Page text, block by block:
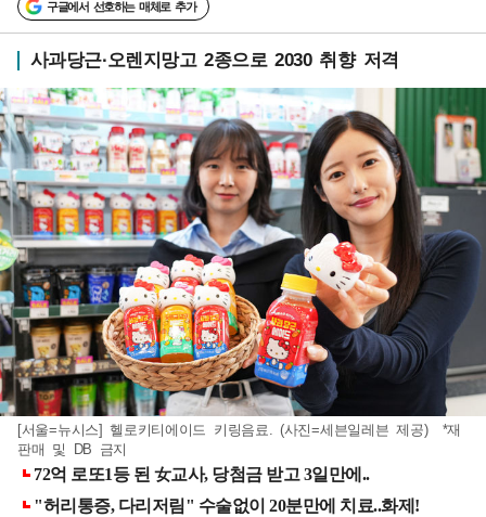
구글에서 선호하는 매체로 추가
사과당근·오렌지망고 2종으로 2030 취향 저격
[서울=뉴시스] 헬로키티에이드 키링음료. (사진=세븐일레븐 제공) *재
판매 및 DB 금지